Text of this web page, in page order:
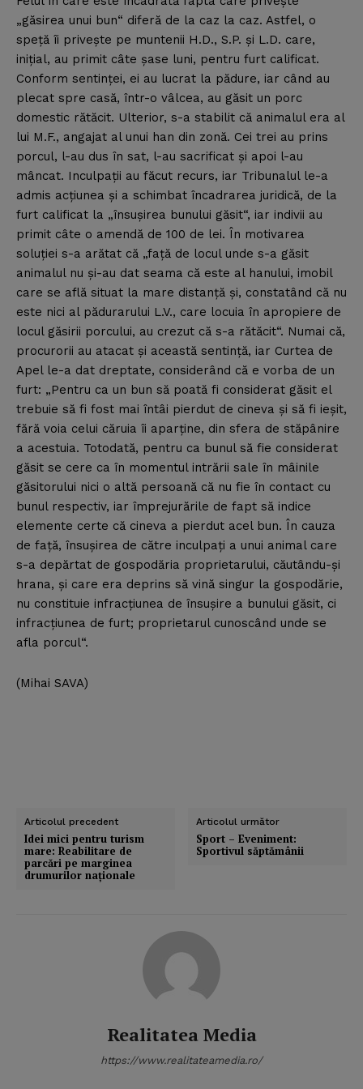
„găsirea unui bun“ diferă de la caz la caz. Astfel, o
speţă îi priveşte pe muntenii H.D., S.P. şi L.D. care,
iniţial, au primit câte şase luni, pentru furt calificat.
Conform sentinţei, ei au lucrat la pădure, iar când au
plecat spre casă, într-o vâlcea, au găsit un porc
domestic rătăcit. Ulterior, s-a stabilit că animalul era al
lui M.F., angajat al unui han din zonă. Cei trei au prins
porcul, l-au dus în sat, l-au sacrificat şi apoi l-au
mâncat. Inculpaţii au făcut recurs, iar Tribunalul le-a
admis acţiunea şi a schimbat încadrarea juridică, de la
furt calificat la „însuşirea bunului găsit“, iar indivii au
primit câte o amendă de 100 de lei. În motivarea
soluţiei s-a arătat că „faţă de locul unde s-a găsit
animalul nu şi-au dat seama că este al hanului, imobil
care se află situat la mare distanţă şi, constatând că nu
este nici al pădurarului L.V., care locuia în apropiere de
locul găsirii porcului, au crezut că s-a rătăcit“. Numai că,
procurorii au atacat şi această sentinţă, iar Curtea de
Apel le-a dat dreptate, considerând că e vorba de un
furt: „Pentru ca un bun să poată fi considerat găsit el
trebuie să fi fost mai întâi pierdut de cineva şi să fi ieşit,
fără voia celui căruia îi aparţine, din sfera de stăpânire
a acestuia. Totodată, pentru ca bunul să fie considerat
găsit se cere ca în momentul intrării sale în mâinile
găsitorului nici o altă persoană că nu fie în contact cu
bunul respectiv, iar împrejurările de fapt să indice
elemente certe că cineva a pierdut acel bun. În cauza
de faţă, însuşirea de către inculpaţi a unui animal care
s-a depărtat de gospodăria proprietarului, căutându-şi
hrana, şi care era deprins să vină singur la gospodărie,
nu constituie infracţiunea de însuşire a bunului găsit, ci
infracţiunea de furt; proprietarul cunoscând unde se
afla porcul“.
(Mihai SAVA)
Articolul precedent
Idei mici pentru turism
mare: Reabilitare de
parcări pe marginea
drumurilor naţionale
Articolul următor
Sport – Eveniment:
Sportivul săptămânii
Realitatea Media
https://www.realitateamedia.ro/